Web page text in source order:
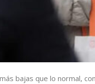
bajas que lo normal,